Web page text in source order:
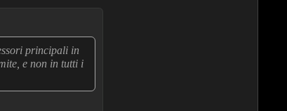
principali in
e non in tutti i